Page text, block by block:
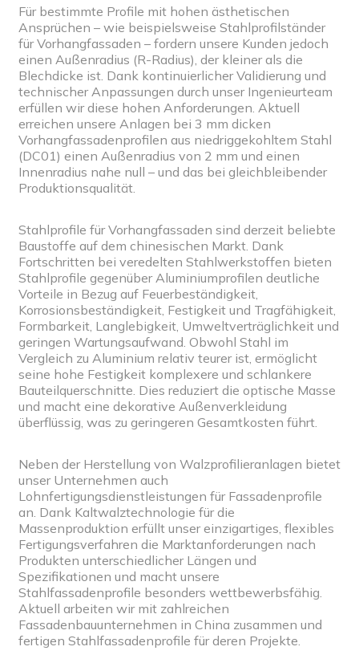
Für bestimmte Profile mit hohen ästhetischen
Ansprüchen – wie beispielsweise Stahlprofilständer
für Vorhangfassaden – fordern unsere Kunden jedoch
einen Außenradius (R-Radius), der kleiner als die
Blechdicke ist. Dank kontinuierlicher Validierung und
technischer Anpassungen durch unser Ingenieurteam
erfüllen wir diese hohen Anforderungen. Aktuell
erreichen unsere Anlagen bei 3 mm dicken
Vorhangfassadenprofilen aus niedriggekohltem Stahl
(DC01) einen Außenradius von 2 mm und einen
Innenradius nahe null – und das bei gleichbleibender
Produktionsqualität.
Stahlprofile für Vorhangfassaden sind derzeit beliebte
Baustoffe auf dem chinesischen Markt. Dank
Fortschritten bei veredelten Stahlwerkstoffen bieten
Stahlprofile gegenüber Aluminiumprofilen deutliche
Vorteile in Bezug auf Feuerbeständigkeit,
Korrosionsbeständigkeit, Festigkeit und Tragfähigkeit,
Formbarkeit, Langlebigkeit, Umweltverträglichkeit und
geringen Wartungsaufwand. Obwohl Stahl im
Vergleich zu Aluminium relativ teurer ist, ermöglicht
seine hohe Festigkeit komplexere und schlankere
Bauteilquerschnitte. Dies reduziert die optische Masse
und macht eine dekorative Außenverkleidung
überflüssig, was zu geringeren Gesamtkosten führt.
Neben der Herstellung von Walzprofilieranlagen bietet
unser Unternehmen auch
Lohnfertigungsdienstleistungen für Fassadenprofile
an. Dank Kaltwalztechnologie für die
Massenproduktion erfüllt unser einzigartiges, flexibles
Fertigungsverfahren die Marktanforderungen nach
Produkten unterschiedlicher Längen und
Spezifikationen und macht unsere
Stahlfassadenprofile besonders wettbewerbsfähig.
Aktuell arbeiten wir mit zahlreichen
Fassadenbauunternehmen in China zusammen und
fertigen Stahlfassadenprofile für deren Projekte.